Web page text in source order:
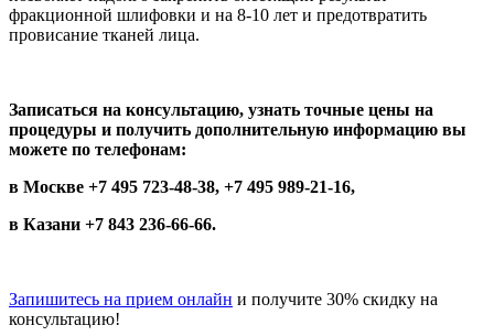
фракционной шлифовки и на 8-10 лет и предотвратить
провисание тканей лица.
Записаться на консультацию, узнать точные цены на
процедуры и получить дополнительную информацию вы
можете по телефонам:
в Москве +7 495 723-48-38, +7 495 989-21-16,
в Казани +7 843 236-66-66.
Запишитесь на прием онлайн и получите 30% скидку на
консультацию!